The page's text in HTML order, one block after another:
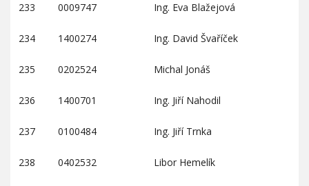
233 0009747 Ing. Eva Blažejová
234 1400274 Ing. David Švaříček
235 0202524 Michal Jonáš
236 1400701 Ing. Jiří Nahodil
237 0100484 Ing. Jiří Trnka
238 0402532 Libor Hemelík